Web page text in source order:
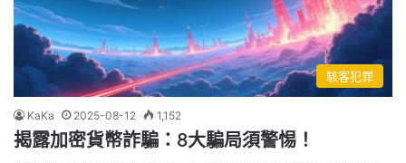
駭客犯罪
KaKa 2025-08-12 1,152
揭露加密貨幣詐騙：8大騙局須警惕！